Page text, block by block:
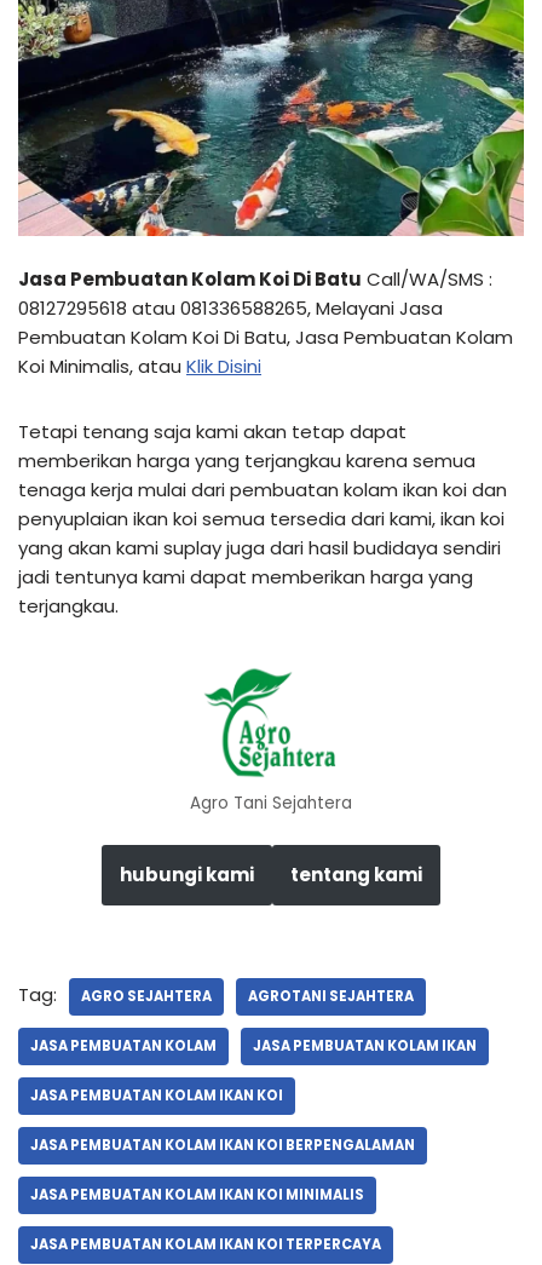
Jasa Pembuatan Kolam Koi Di Batu Call/WA/SMS :
08127295618 atau 081336588265, Melayani Jasa
Pembuatan Kolam Koi Di Batu, Jasa Pembuatan Kolam
Koi Minimalis, atau Klik Disini
Tetapi tenang saja kami akan tetap dapat
memberikan harga yang terjangkau karena semua
tenaga kerja mulai dari pembuatan kolam ikan koi dan
penyuplaian ikan koi semua tersedia dari kami, ikan koi
yang akan kami suplay juga dari hasil budidaya sendiri
jadi tentunya kami dapat memberikan harga yang
terjangkau.
Agro Tani Sejahtera
hubungi kami tentang kami
Tag: AGRO SEJAHTERA AGROTANI SEJAHTERA
JASA PEMBUATAN KOLAM JASA PEMBUATAN KOLAM IKAN
JASA PEMBUATAN KOLAM IKAN KOI
JASA PEMBUATAN KOLAM IKAN KOI BERPENGALAMAN
JASA PEMBUATAN KOLAM IKAN KOI MINIMALIS
JASA PEMBUATAN KOLAM IKAN KOI TERPERCAYA